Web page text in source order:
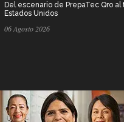
Del escenario de PrepaTec Qro
Estados Unidos
06 Agosto 2026